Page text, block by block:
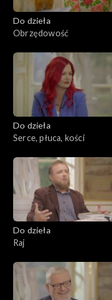
Do dzieła
Obrzędowość
Do dzieła
Serce, płuca, kości
Do dzieła
Raj